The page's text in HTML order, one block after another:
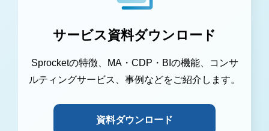
サービス資料ダウンロード
Sprocketの特徴、MA・CDP・BIの機能、コンサ
ルティングサービス、事例などをご紹介します。
資料ダウンロード